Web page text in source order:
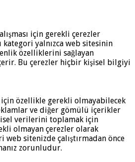
için gerekli çerezler
yalnızca web sitesinin
özelliklerini sağlayan
Bu çerezler hiçbir kişisel bilgiyi
için özellikle gerekli olmayabilecek
ve diğer gömülü içerikler
verilerini toplamak için
olmayan çerezler olarak
web sitenizde çalıştırmadan önce
zorunludur.